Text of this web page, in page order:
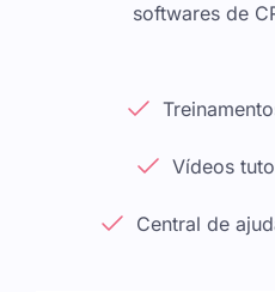
softwares de
Vídeos
Central de